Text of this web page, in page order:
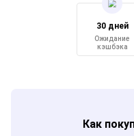
30 дней
Ожидание
кэшбэка
Как